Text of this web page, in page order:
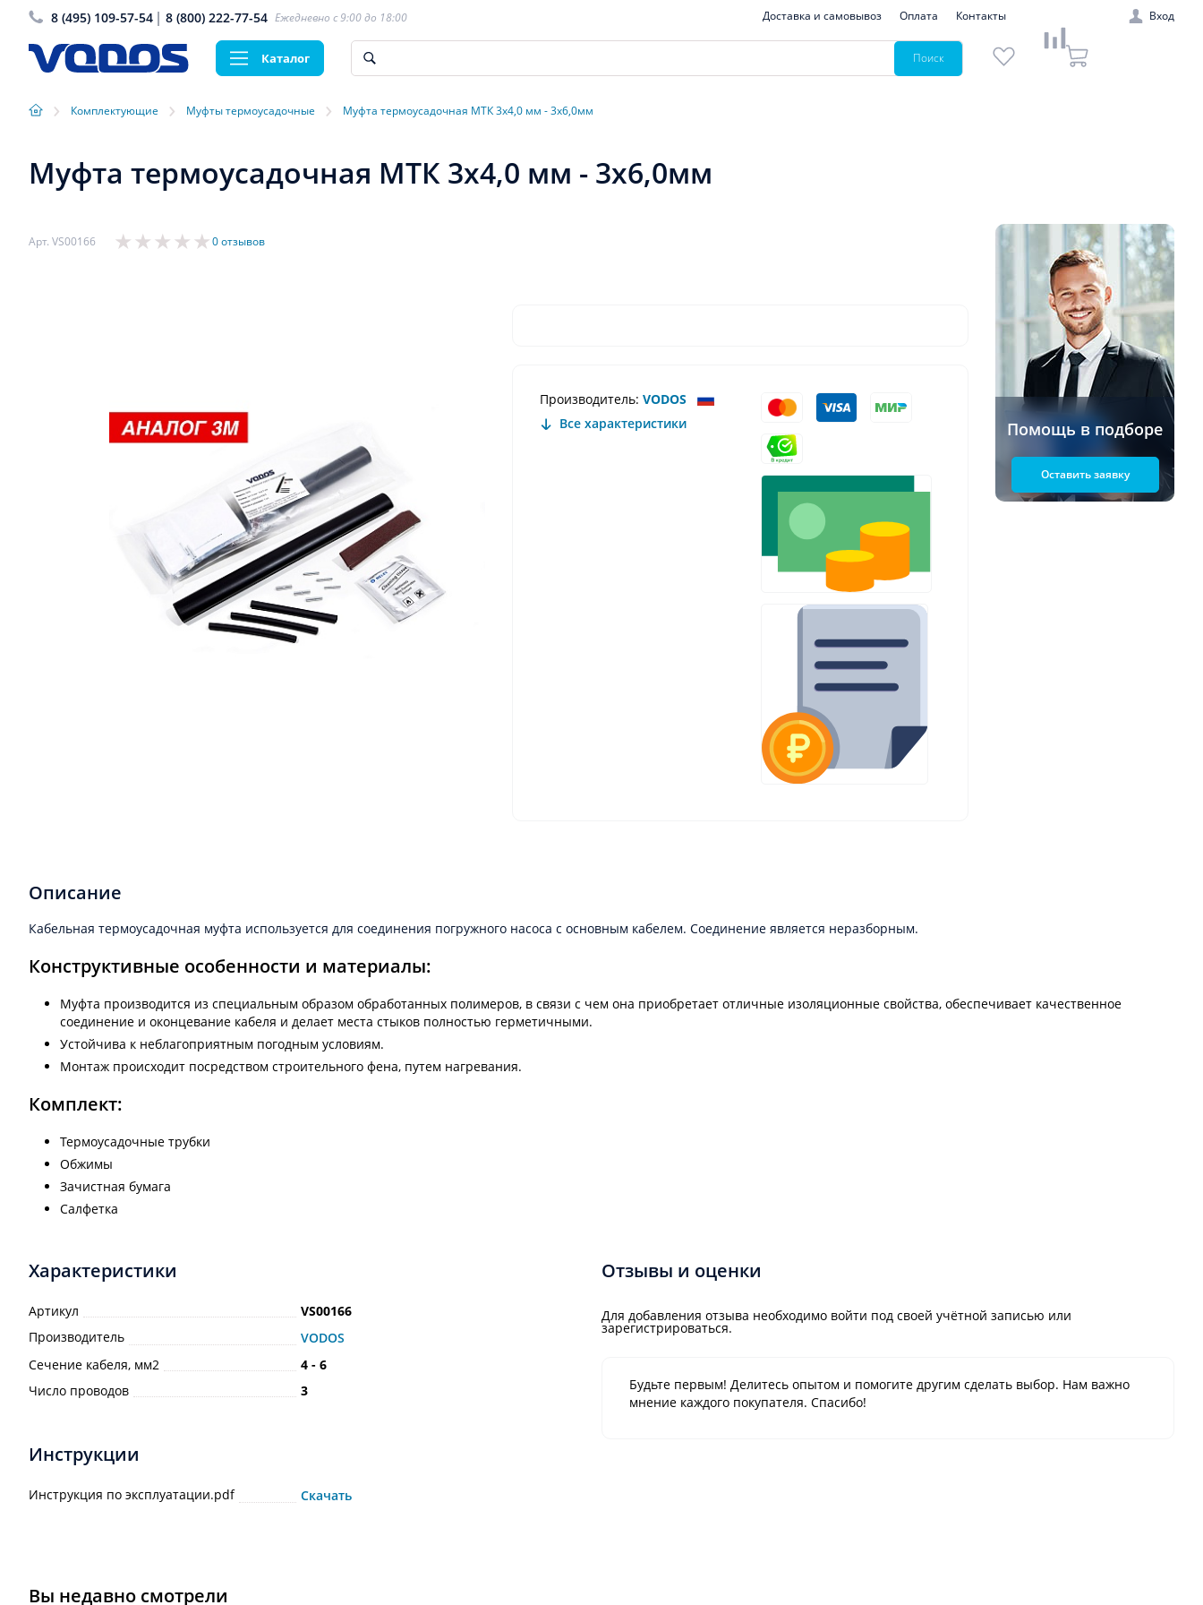
8 (495) 109-57-54 8 (800) 222-77-54 Ежедневно с 9:00 до 18:00 Доставка и самовывоз Оплата Контакты Вход
Каталог Поиск
› Комплектующие › Муфты термоусадочные › Муфта термоусадочная МТК 3x4,0 мм - 3x6,0мм
Муфта термоусадочная МТК 3x4,0 мм - 3x6,0мм
Арт. VS00166 0 отзывов
Производитель: VODOS
Все характеристики
Помощь в подборе
Оставить заявку
Описание
Кабельная термоусадочная муфта используется для соединения погружного насоса с основным кабелем. Соединение является неразборным.
Конструктивные особенности и материалы:
Муфта производится из специальным образом обработанных полимеров, в связи с чем она приобретает отличные изоляционные свойства, обеспечивает качественное
соединение и оконцевание кабеля и делает места стыков полностью герметичными.
Устойчива к неблагоприятным погодным условиям.
Монтаж происходит посредством строительного фена, путем нагревания.
Комплект:
Термоусадочные трубки
Обжимы
Зачистная бумага
Салфетка
Характеристики
Артикул
VS00166
Производитель
VODOS
Сечение кабеля, мм2
4 - 6
Число проводов
3
Инструкции
Инструкция по эксплуатации.pdf Скачать
Отзывы и оценки
Для добавления отзыва необходимо войти под своей учётной записью или
зарегистрироваться.
Будьте первым! Делитесь опытом и помогите другим сделать выбор. Нам важно
мнение каждого покупателя. Спасибо!
Вы недавно смотрели